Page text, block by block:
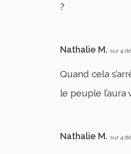
?
Nathalie M. sur 4
Quand cela
le peuple
Nathalie M. sur 4